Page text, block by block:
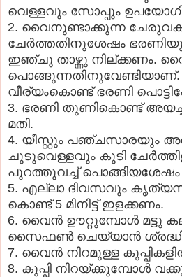
വെള്ളവും സോപ്പും
2. വൈനുണ്ടാക്കുന്ന
ചേർത്തതിനുശേഷം
ഇഞ്ചു താഴ്ന്നു നില്ക്കണം.
പൊങ്ങുന്നതിനുവേണ്ടിയാണ്.
വീര്യംകൊണ്ട് ഭരണി
3. ഭരണി തുണികൊണ്ട് അയച്ചു
മതി.
4. യീസ്റ്റും പഞ്ചസാരയും
ചൂടുവെള്ളവും കൂടി
പുറത്തുവച്ച് പൊങ്ങിയശേഷം
5. എല്ലാ ദിവസവും
കൊണ്ട് 5 മിനിട്ട് ഇളക്കണം.
6. വൈന്‍ ഊറ്റുമ്പോൾ മട്ടു
സൈഫണ്‍ ചെയ്യാന്‍
7. വൈന്‍ നിറമുള്ള
8. കുപ്പി നിറയ്ക്കുമ്പോൾ